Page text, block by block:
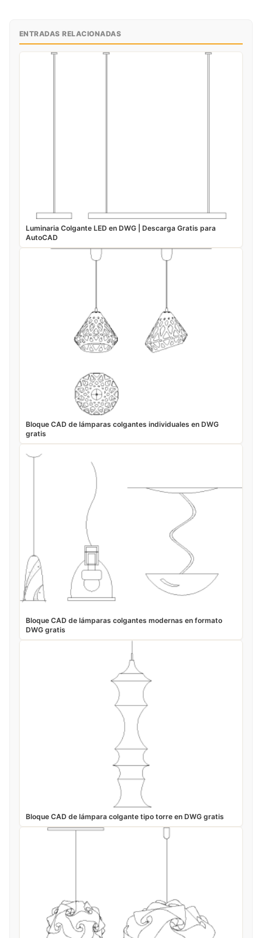
ENTRADAS RELACIONADAS
Luminaria Colgante LED en DWG | Descarga Gratis para
AutoCAD
Bloque CAD de lámparas colgantes individuales en DWG
gratis
Bloque CAD de lámparas colgantes modernas en formato
DWG gratis
Bloque CAD de lámpara colgante tipo torre en DWG gratis